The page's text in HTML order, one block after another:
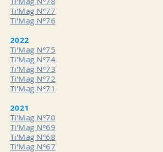
Ti'Mag N°77
Ti'Mag N°76
2022
Ti'Mag N°75
Ti'Mag N°74
Ti'Mag N°73
Ti'Mag N°72
Ti'Mag N°71
2021
Ti'Mag N°70
Ti'Mag N°69
Ti'Mag N°68
Ti'Mag N°67